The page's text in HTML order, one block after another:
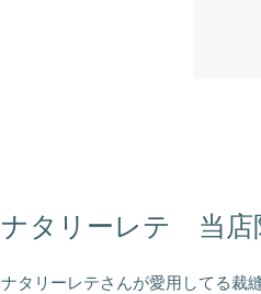
ナタリーレテ 当
ナタリーレテさんが愛用してる裁